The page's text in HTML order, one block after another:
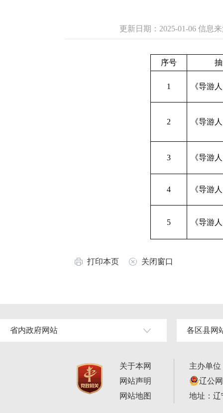
更新日期：2025-01-06 信息
序号
1 《导游
2 《导游
3 《导游
4 《导游
5 《导游
打印本页 关闭窗口
省内政府网站 各区县网
关于本网
网站声明
网站地图
主办单
辽公
地址：辽